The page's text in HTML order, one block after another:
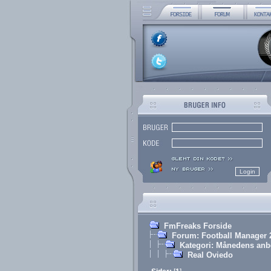
FmFreaks Forside
Forum: Football Manager
Kategori: Månedens
Real Oviedo